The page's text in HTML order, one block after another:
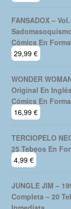
FANSADOX –
Cómics En
29,99 €
WONDER
Original En
Cómics En
16,99 €
TERCIOPELO
25 Tebeos En
4,99 €
JUNGLE JIM –
Completa – 20